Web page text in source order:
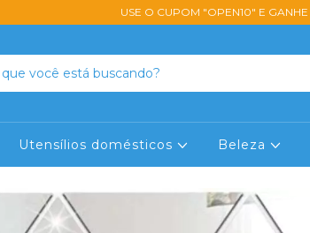
USE O CUPOM "OPEN10" E
Utensílios domésticos Beleza